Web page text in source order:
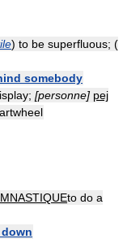
) to be superfluous; (
somebody
[personne] pej
to do a